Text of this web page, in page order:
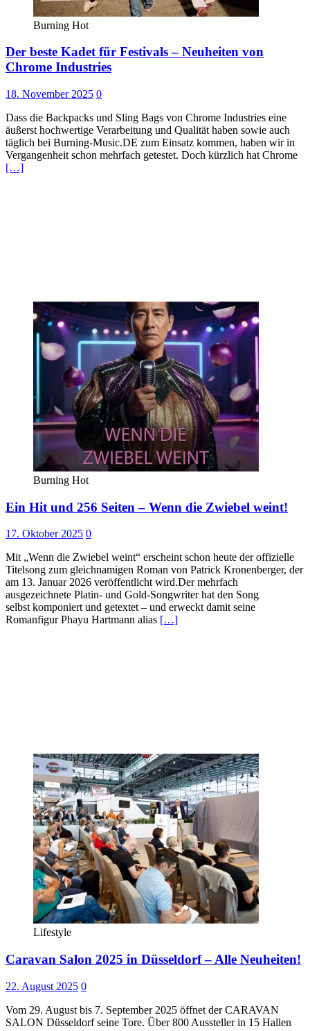
Burning Hot
Der beste Kadet für Festivals – Neuheiten von
Chrome Industries
18. November 2025 0
Dass die Backpacks und Sling Bags von Chrome Industries eine
äußerst hochwertige Verarbeitung und Qualität haben sowie auch
täglich bei Burning-Music.DE zum Einsatz kommen, haben wir in
Vergangenheit schon mehrfach getestet. Doch kürzlich hat Chrome
[…]
Burning Hot
Ein Hit und 256 Seiten – Wenn die Zwiebel weint!
17. Oktober 2025 0
Mit „Wenn die Zwiebel weint“ erscheint schon heute der offizielle
Titelsong zum gleichnamigen Roman von Patrick Kronenberger, der
am 13. Januar 2026 veröffentlicht wird.Der mehrfach
ausgezeichnete Platin- und Gold-Songwriter hat den Song
selbst komponiert und getextet – und erweckt damit seine
Romanfigur Phayu Hartmann alias […]
Lifestyle
Caravan Salon 2025 in Düsseldorf – Alle Neuheiten!
22. August 2025 0
Vom 29. August bis 7. September 2025 öffnet der CARAVAN
SALON Düsseldorf seine Tore. Über 800 Aussteller in 15 Hallen